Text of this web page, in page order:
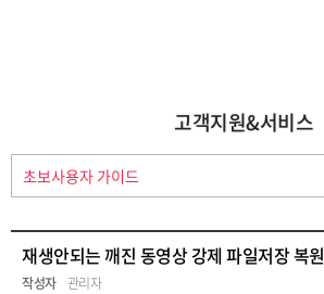
고객지원&서비스
재생안되는 깨진 동영상 강제 파일저장 복원
작성자 관리자